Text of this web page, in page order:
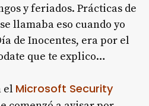
y feriados. Prácticas de
llamaba eso cuando yo
de Inocentes, era por el
que te explico…
el Microsoft Security